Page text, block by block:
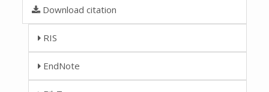
Download citation
RIS
EndNote